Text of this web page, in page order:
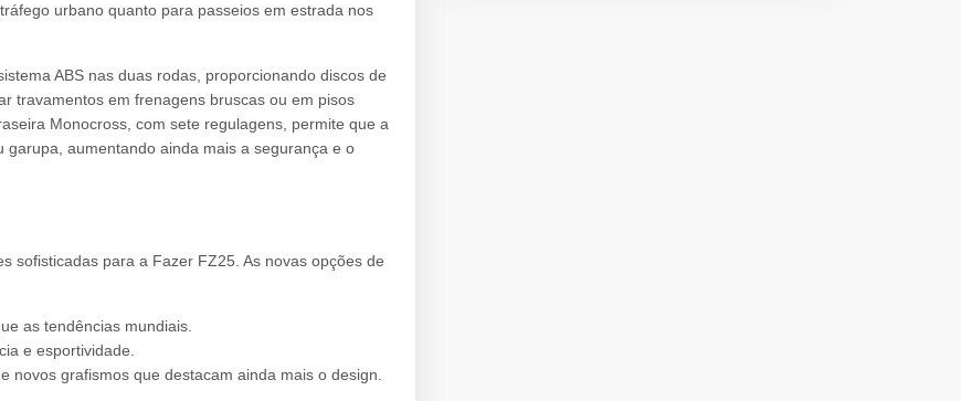
urbano quanto para passeios em estrada nos
ABS nas duas rodas, proporcionando discos de
travamentos em frenagens bruscas ou em pisos
Monocross, com sete regulagens, permite que a
aumentando ainda mais a segurança e o
sofisticadas para a Fazer FZ25. As novas opções de
as tendências mundiais.
e esportividade.
novos grafismos que destacam ainda mais o design.